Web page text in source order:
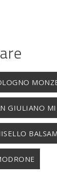
GIULIANO